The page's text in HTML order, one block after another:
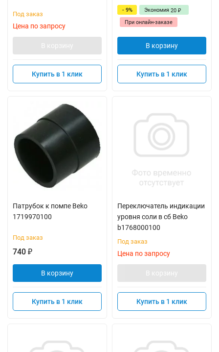
Под заказ
Цена по запросу
В корзину
Купить в 1 клик
- 9% Экономия 20 ₽
При онлайн-заказе
В корзину
Купить в 1 клик
Патрубок к помпе Beko
1719970100
Под заказ
740 ₽
В корзину
Купить в 1 клик
Переключатель индикации
уровня соли в сб Beko
b1768000100
Под заказ
Цена по запросу
В корзину
Купить в 1 клик